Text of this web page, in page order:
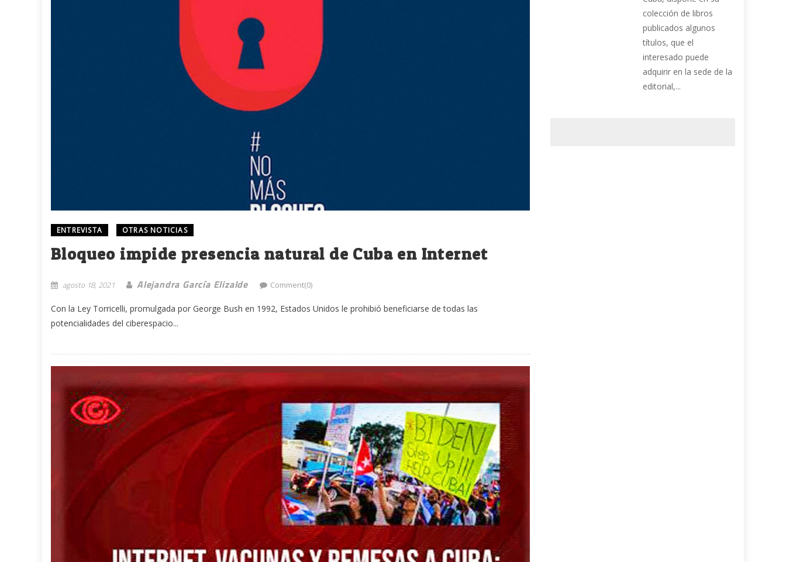
ENTREVISTA OTRAS NOTICIAS
Bloqueo impide presencia natural de Cuba en Internet
agosto 18, 2021 Alejandra García Elizalde Comment(0)
Con la Ley Torricelli, promulgada por George Bush en 1992, Estados Unidos le prohibió beneficiarse de todas las
potencialidades del ciberespacio...
colección de libros
publicados algunos
títulos, que el
interesado puede
adquirir en la sede de la
editorial,...